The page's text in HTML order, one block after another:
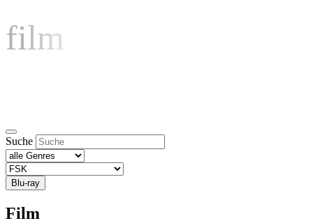
film
Suche
Blu-ray
Film